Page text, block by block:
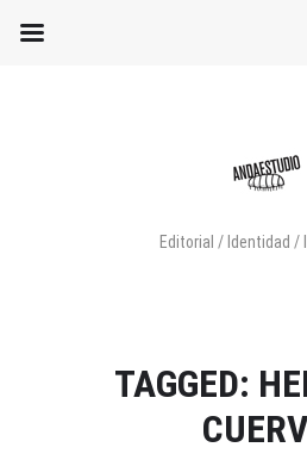
Editorial / Identidad /
TAGGED: